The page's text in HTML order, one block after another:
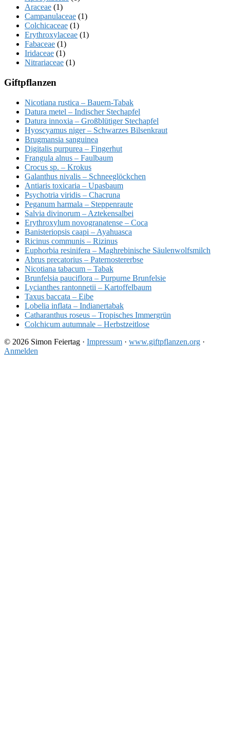
Araceae (1)
Campanulaceae (1)
Colchicaceae (1)
Erythroxylaceae (1)
Fabaceae (1)
Iridaceae (1)
Nitrariaceae (1)
Giftpflanzen
Nicotiana rustica – Bauern-Tabak
Datura metel – Indischer Stechapfel
Datura innoxia – Großblütiger Stechapfel
Hyoscyamus niger – Schwarzes Bilsenkraut
Brugmansia sanguinea
Digitalis purpurea – Fingerhut
Frangula alnus – Faulbaum
Crocus sp. – Krokus
Galanthus nivalis – Schneeglöckchen
Antiaris toxicaria – Upasbaum
Psychotria viridis – Chacruna
Peganum harmala – Steppenraute
Salvia divinorum – Aztekensalbei
Erythroxylum novogranatense – Coca
Banisteriopsis caapi – Ayahuasca
Ricinus communis – Rizinus
Euphorbia resinifera – Maghrebinische Säulenwolfsmilch
Abrus precatorius – Paternostererbse
Nicotiana tabacum – Tabak
Brunfelsia pauciflora – Purpurne Brunfelsie
Lycianthes rantonnetii – Kartoffelbaum
Taxus baccata – Eibe
Lobelia inflata – Indianertabak
Catharanthus roseus – Tropisches Immergrün
Colchicum autumnale – Herbstzeitlose
© 2026 Simon Feiertag · Impressum · www.giftpflanzen.org ·
Anmelden